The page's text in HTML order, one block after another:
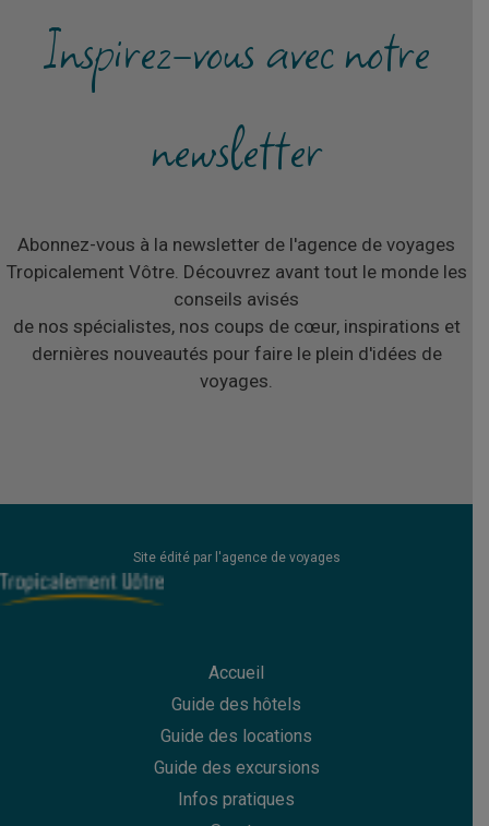
Inspirez-vous avec notre
newsletter
Abonnez-vous à la newsletter de l'agence de voyages
Tropicalement Vôtre. Découvrez avant tout le monde les
conseils avisés
de nos spécialistes, nos coups de cœur, inspirations et
dernières nouveautés pour faire le plein d'idées de
voyages.
Site édité par l'agence de voyages
Accueil
Guide des hôtels
Guide des locations
Guide des excursions
Infos pratiques